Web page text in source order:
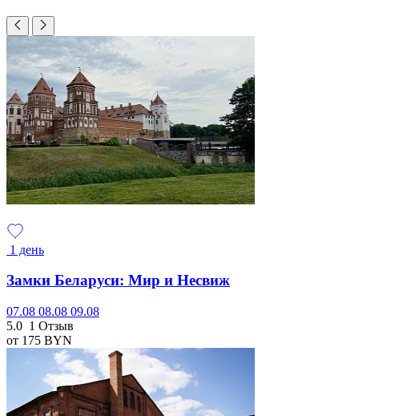
1 день
Замки Беларуси: Мир и Несвиж
07.08 08.08 09.08
5.0 1 Отзыв
от 175 BYN